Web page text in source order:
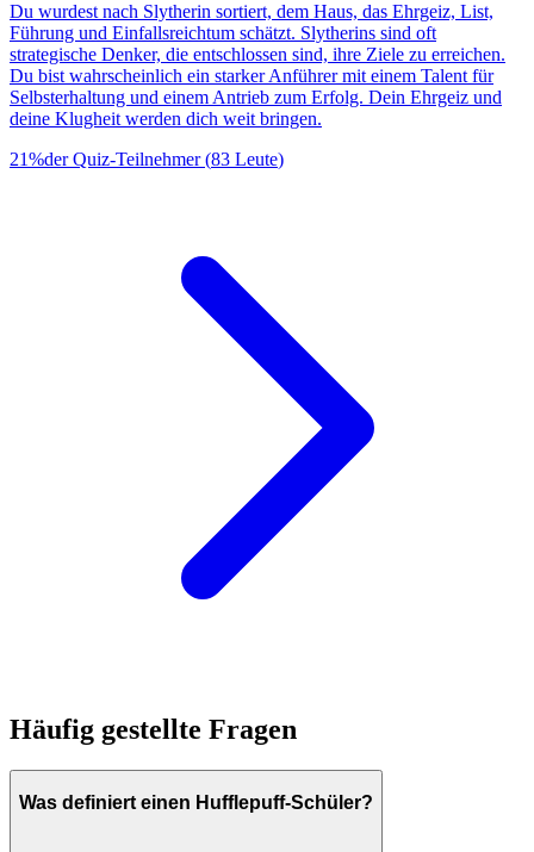
Du wurdest nach Slytherin sortiert, dem Haus, das Ehrgeiz, List,
Führung und Einfallsreichtum schätzt. Slytherins sind oft
strategische Denker, die entschlossen sind, ihre Ziele zu erreichen.
Du bist wahrscheinlich ein starker Anführer mit einem Talent für
Selbsterhaltung und einem Antrieb zum Erfolg. Dein Ehrgeiz und
deine Klugheit werden dich weit bringen.
21%der Quiz-Teilnehmer(83 Leute)
Häufig gestellte Fragen
Was definiert einen Hufflepuff-Schüler?